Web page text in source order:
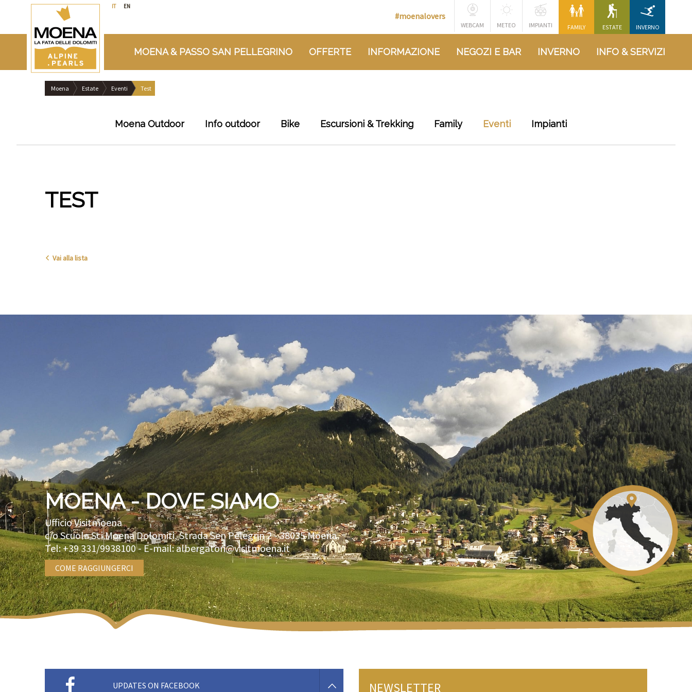
IT EN
FAMILY ESTATE INVERNO
WEBCAM METEO IMPIANTI
#moenalovers
MOENA & PASSO SAN PELLEGRINO OFFERTE INFORMAZIONE NEGOZI E BAR INVERNO INFO & SERVIZI
Moena Estate Eventi Test
Moena Outdoor Info outdoor Bike Escursioni & Trekking Family Eventi Impianti
TEST
Vai alla lista
MOENA - DOVE SIAMO
Ufficio Visitmoena
c/o Scuola Sci Moena Dolomiti, Strada Sen Pelegrin 2 -38035Moena
Tel:+39 331/9938100- E-mail:albergatori@visitmoena.it
COME RAGGIUNGERCI
UPDATES ON FACEBOOK NEWSLETTER